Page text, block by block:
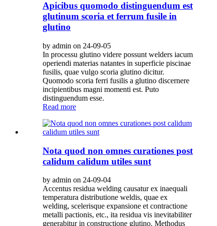
Apicibus quomodo distinguendum est
glutinum scoria et ferrum fusile in
glutino
by admin on 24-09-05
In processu glutino videre possunt welders iacum
operiendi materias natantes in superficie piscinae
fusilis, quae vulgo scoria glutino dicitur.
Quomodo scoria ferri fusilis a glutino discernere
incipientibus magni momenti est. Puto
distinguendum esse.
Read more
Nota quod non omnes curationes post
calidum calidum utiles sunt
by admin on 24-09-04
Accentus residua welding causatur ex inaequali
temperatura distributione weldis, quae ex
welding, scelerisque expansione et contractione
metalli pactionis, etc., ita residua vis inevitabiliter
generabitur in constructione glutino. Methodus